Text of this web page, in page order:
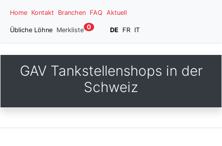
Home Kontakt Branchen FAQ Aktuell
Übliche Löhne Merkliste 0 DE FR IT
GAV Tankstellenshops in der
Schweiz